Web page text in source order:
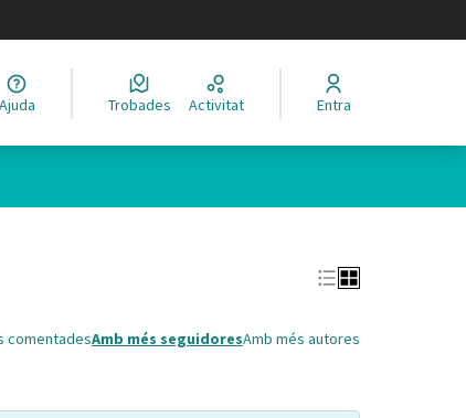
el idioma
Ajuda Trobades Activitat Entra
comentadesAmb més seguidoresAmb més autores